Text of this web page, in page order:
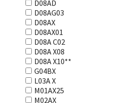
D08AD
D08AG03
D08AX
D08AX01
D08А С02
D08А Х08
D08А Х10**
G04BX
L03А Х
M01AX25
M02AX